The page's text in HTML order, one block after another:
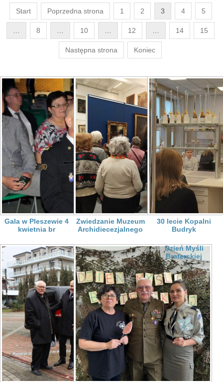
Start Poprzedna strona 1 2 3 4 5
8 10 12 14 15
Następna strona Koniec
Gala w Pleszewie 4
kwietnia br
Zwiedzanie Muzeum
Archidiecezjalnego
30 lecie Kopalni
Budryk
Dzień Myśli
Braterskiej